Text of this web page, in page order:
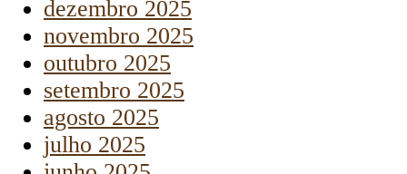
dezembro 2025
novembro 2025
outubro 2025
setembro 2025
agosto 2025
julho 2025